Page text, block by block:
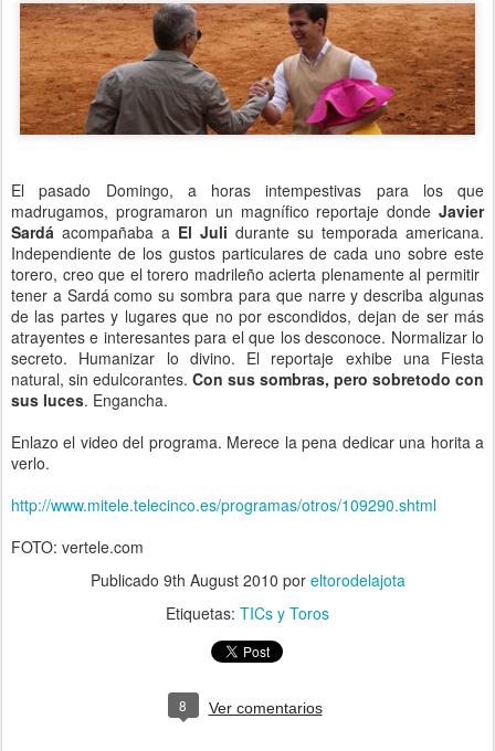
El pasado Domingo, a horas intempestivas para los que
madrugamos, programaron un magnífico reportaje donde Javier
Sardá acompañaba a El Juli durante su temporada americana.
Independiente de los gustos particulares de cada uno sobre este
torero, creo que el torero madrileño acierta plenamente al permitir
tener a Sardá como su sombra para que narre y describa algunas
de las partes y lugares que no por escondidos, dejan de ser más
atrayentes e interesantes para el que los desconoce. Normalizar lo
secreto. Humanizar lo divino. El reportaje exhibe una Fiesta
natural, sin edulcorantes. Con sus sombras, pero sobretodo con
sus luces. Engancha.
Enlazo el video del programa. Merece la pena dedicar una horita a
verlo.
http://www.mitele.telecinco.es/programas/otros/109290.shtml
FOTO: vertele.com
Publicado 9th August 2010 por eltorodelajota
Etiquetas: TICs y Toros
8 Ver comentarios